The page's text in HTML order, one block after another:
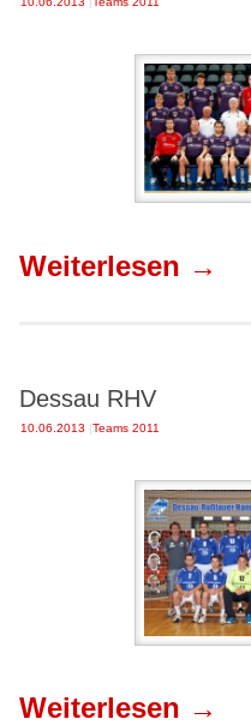
Weiterlesen →
Dessau RHV
10.06.2013 |Teams 2011
Weiterlesen →